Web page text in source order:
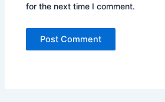
for the next time I comment.